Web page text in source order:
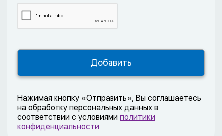
Нажимая кнопку «Отправить», Вы соглашаетесь
на обработку персональных данных в
соответствии с условиями политики
конфиденциальности